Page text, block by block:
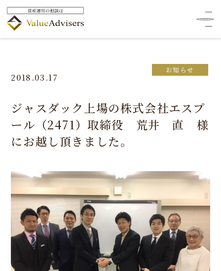
HOME ニュース
ジャスダック上場の株式会社エスプール（2471）取締役 荒
井 直 様にお越し頂きました。
2018.03.17
お知らせ
ジャスダック上場の株式会社エスプ
ール（2471）取締役 荒井 直 様
にお越し頂きました。